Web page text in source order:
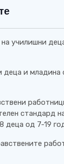
училишни
и
стандард
деца од 7-19